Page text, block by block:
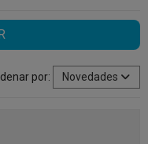
por: Novedades